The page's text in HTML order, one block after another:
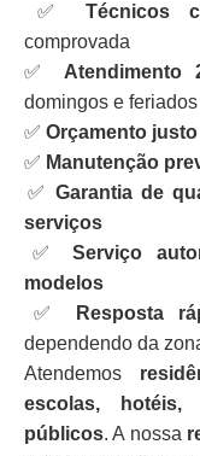
✅Técnicos
comprovada
✅ Atendimento
domingos e feriados
✅ Orçamento
✅ Manutenção
✅Garantia de
serviços
✅Serviço
modelos
✅
Resposta
dependendo da
Atendemos
escolas,
públicos. A nossa